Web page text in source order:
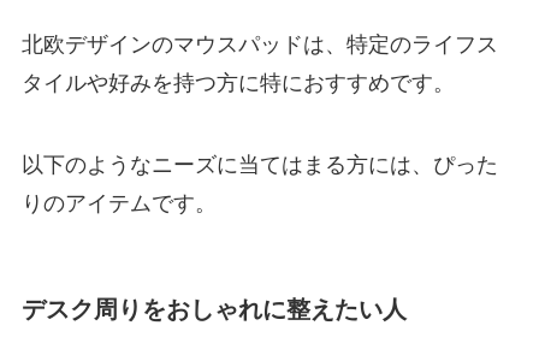
北欧デザインのマウスパッドは、特定のライフス
タイルや好みを持つ方に特におすすめです。
以下のようなニーズに当てはまる方には、ぴった
りのアイテムです。
デスク周りをおしゃれに整えたい人